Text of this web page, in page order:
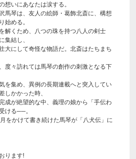
想いにあなたは涙する。
馬琴は、友人の絵師・葛飾北斎に、構想
始める。
解くため、八つの珠を持つ八人の剣士
集結し、
大にして奇怪な物語だ。北斎はたちまち
度々訪れては馬琴の創作の刺激となる下
を集め、異例の長期連載へと突入してい
しかかった時、
成が絶望的な中、義理の娘から「手伝わ
ける──。
をかけて書き続けた馬琴が「八犬伝」に
ります!